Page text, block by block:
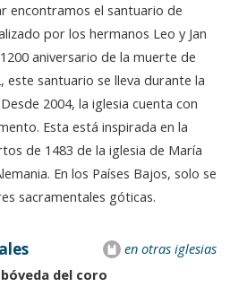
encontramos el santuario de
por los hermanos Leo y Jan
aniversario de la muerte de
este santuario se lleva durante la
2004, la iglesia cuenta con
Esta está inspirada en la
de 1483 de la iglesia de María
En los Países Bajos, solo se
sacramentales góticas.
en otras iglesias
del coro